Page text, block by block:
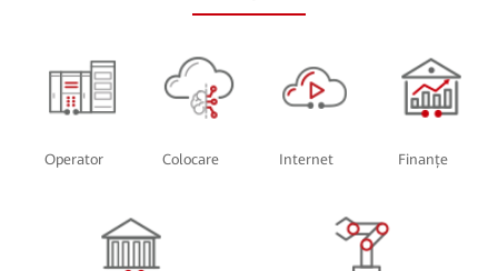
Operator Colocare Internet Finanțe